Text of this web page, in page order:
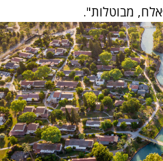
מבוטלות".